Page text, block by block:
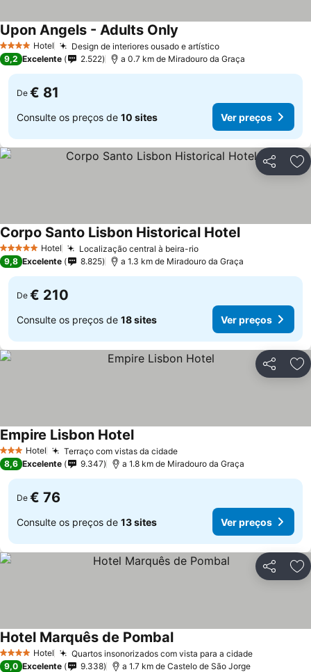
4 EstrelasHotel Design de interiores ousado e artístico
Upon Angels - Adults Only
9,2 Excelente 2.522 a 0.7 km de Miradouro da Graça
De € 81
Consulte os preços de 10 sites Ver preços
Partilhar
5 Estrelas Hotel Localização central à beira-rio
Corpo Santo Lisbon Historical Hotel
9,8 Excelente 8.825 a 1.3 km de Miradouro da Graça
De € 210
Consulte os preços de 18 sites Ver preços
Partilhar
3 EstrelasHotel Terraço com vistas da cidade
Empire Lisbon Hotel
8,6 Excelente 9.347 a 1.8 km de Miradouro da Graça
De € 76
Consulte os preços de 13 sites Ver preços
Partilhar
4 EstrelasHotel Quartos insonorizados com vista para a cidade
Hotel Marquês de Pombal
9,0 Excelente 9.338 a 1.7 km de Castelo de São Jorge